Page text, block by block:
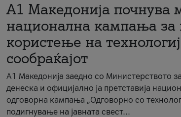
A1 Македонија почнува
национална кампања за
користење на
сообраќајот
A1 Македонија заедно со Министерството
денеска и официјално ја претставија
одговорна кампања „Одговорно со
подигнување на јавната свест...